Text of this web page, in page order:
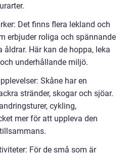
Det finns flera lekland och
erbjuder roliga och spännande
Här kan de hoppa, leka
underhållande miljö.
Skåne har en
stränder, skogar och sjöar.
cykling,
mer för att uppleva den
För de små som är